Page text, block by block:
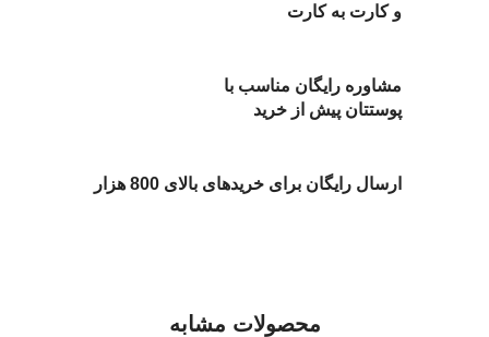
و کارت به کارت
مشاوره رایگان مناسب با
پوستتان پیش از خرید
ارسال رایگان برای خریدهای بالای 800 هزار
محصولات مشابه